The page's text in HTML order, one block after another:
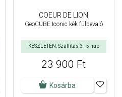
COEUR DE LION
GeoCUBE Iconic kék fülbevaló
KÉSZLETEN: Szállítás 3–5 nap
23 900 Ft
Kosárba